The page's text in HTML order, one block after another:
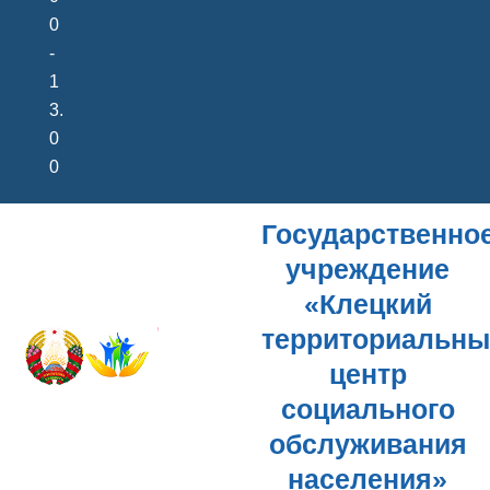
0
-
1
3.
0
0
учреждение
«Клецкий
центр
социального
обслуживания
населения»